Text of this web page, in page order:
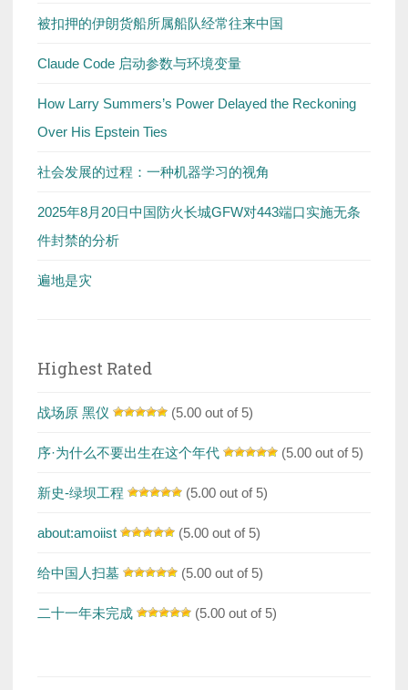
被扣押的伊朗货船所属船队经常往来中国
Claude Code 启动参数与环境变量
How Larry Summers’s Power Delayed the Reckoning
Over His Epstein Ties
社会发展的过程：一种机器学习的视角
2025年8月20日中国防火长城GFW对443端口实施无条
件封禁的分析
遍地是灾
Highest Rated
战场原 黑仪 (5.00 out of 5)
序·为什么不要出生在这个年代 (5.00 out of 5)
新史-绿坝工程 (5.00 out of 5)
about:amoiist (5.00 out of 5)
给中国人扫墓 (5.00 out of 5)
二十一年未完成 (5.00 out of 5)